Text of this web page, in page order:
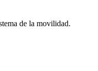
de la movilidad.